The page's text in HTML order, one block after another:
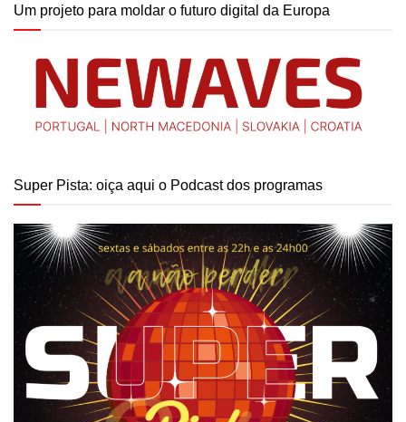
Um projeto para moldar o futuro digital da Europa
Super Pista: oiça aqui o Podcast dos programas